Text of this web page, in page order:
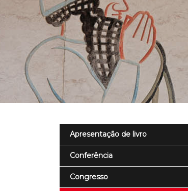
Apresentação de livro
Conferência
Congresso